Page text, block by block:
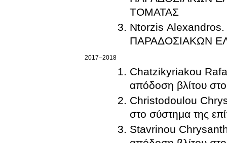
ΤΟΜΑΤΑΣ
Ntorzis Alexandros.
ΠΑΡΑΔΟΣΙΑΚΩΝ
2017–2018
Chatzikyriakou
απόδοση βλίτου
Christodoulou
στο σύστημα της
Stavrinou